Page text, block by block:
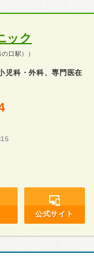
ック
口駅））
児科・外科、専門医在
公式サイト